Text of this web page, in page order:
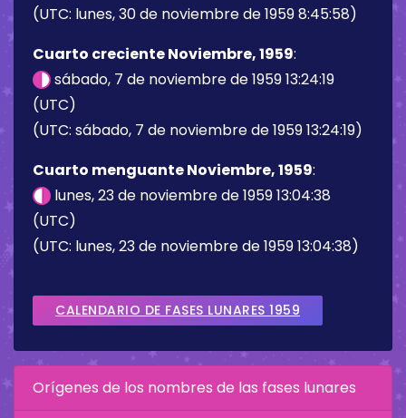
(UTC: lunes, 30 de noviembre de 1959 8:45:58)
Cuarto creciente Noviembre, 1959:
sábado, 7 de noviembre de 1959 13:24:19
(UTC)
(UTC: sábado, 7 de noviembre de 1959 13:24:19)
Cuarto menguante Noviembre, 1959:
lunes, 23 de noviembre de 1959 13:04:38
(UTC)
(UTC: lunes, 23 de noviembre de 1959 13:04:38)
CALENDARIO DE FASES LUNARES 1959
Orígenes de los nombres de las fases lunares